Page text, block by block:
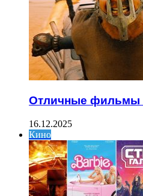
Отличные фильмы
16.12.2025
Кино